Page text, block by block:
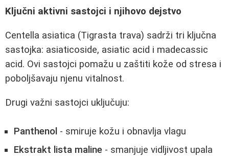
Ključni aktivni sastojci i njihovo dejstvo
Centella asiatica (Tigrasta trava) sadrži tri ključna
sastojka: asiaticoside, asiatic acid i madecassic
acid. Ovi sastojci pomažu u zaštiti kože od stresa i
poboljšavaju njenu vitalnost.
Drugi važni sastojci uključuju:
Panthenol - smiruje kožu i obnavlja vlagu
Ekstrakt lista maline - smanjuje vidljivost upala